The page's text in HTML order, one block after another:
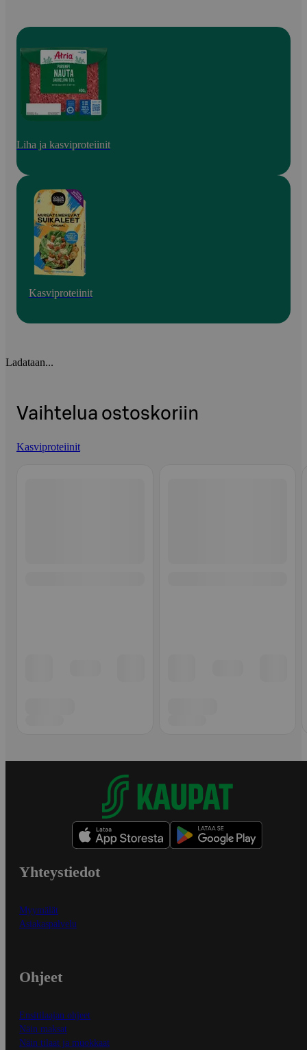
Liha ja kasviproteiinit
Kasviproteiinit
Ladataan...
Vaihtelua ostoskoriin
Kasviproteiinit
Yhteystiedot
Myymälät
Asiakaspalvelu
Ohjeet
Ensitilaajan ohjeet
Näin maksat
Näin tilaat ja muokkaat